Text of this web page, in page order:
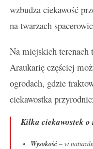
wzbudza ciekawość
na twarzach
Na miejskich terenach
Araukarię częściej
ogrodach, gdzie
ciekawostka
Kilka ciekawostek o
Wysokość – w